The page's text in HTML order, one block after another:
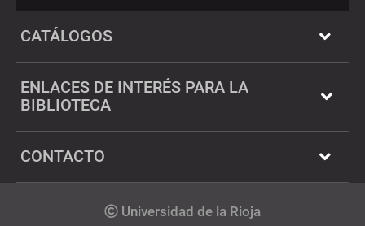
CATÁLOGOS
ENLACES DE INTERÉS PARA LA
BIBLIOTECA
CONTACTO
Universidad de la Rioja